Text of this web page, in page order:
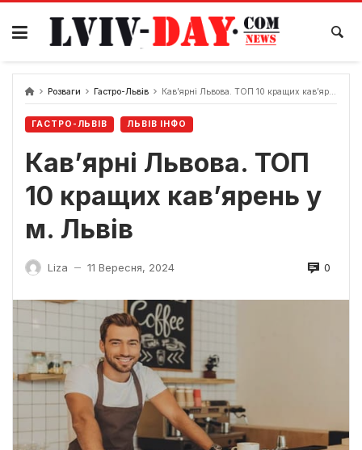
Skip
content
Розваги Гастро-Львів Кав’ярні Львова. ТОП 10 кращих кав’ярень у м. Львів
ГАСТРО-ЛЬВІВ ЛЬВІВ ІНФО
Кав’ярні Львова. ТОП
10 кращих кав’ярень у
м. Львів
Liza — 11 Вересня, 2024 0